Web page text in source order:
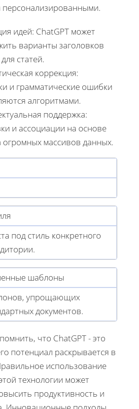
идей: ChatGPT может
варианты заголовков
статей.
коррекция:
и грамматические ошибки
алгоритмами.
поддержка:
и ассоциации на основе
огромных массивов данных.
под стиль конкретного
шаблоны
упрощающих
документов.
что ChatGPT - это
потенциал раскрывается в
использование
технологии может
продуктивность и